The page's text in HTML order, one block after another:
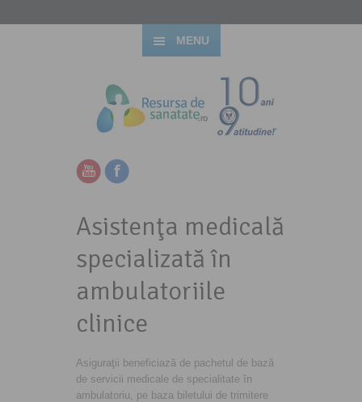
MENU
Asistenţa medicală
specializată în
ambulatoriile
clinice
Asiguraţii beneficiază de pachetul de bază
de servicii medicale de specialitate în
ambulatoriu, pe baza biletului de trimitere